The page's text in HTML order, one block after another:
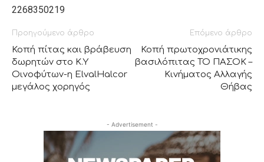
2268350219
Προηγούμενο άρθρο
Κοπή πίτας και βράβευση
δωρητών στο Κ.Υ
Οινοφύτων-η ElvalHalcor
μεγάλος χορηγός
Επόμενο άρθρο
Κοπή πρωτοχρονιάτικης
βασιλόπιτας ΤΟ ΠΑΣΟΚ –
Κινήματος Αλλαγής
Θήβας
- Advertisement -